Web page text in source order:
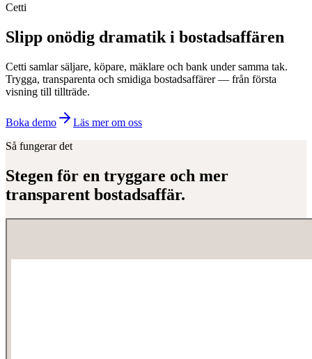
Cetti
Slipp onödig dramatik i bostadsaffären
Cetti samlar säljare, köpare, mäklare och bank under samma tak.
Trygga, transparenta och smidiga bostadsaffärer — från första
visning till tillträde.
Boka demo
Läs mer om oss
Så fungerar det
Stegen för en tryggare och mer
transparent bostadsaffär.